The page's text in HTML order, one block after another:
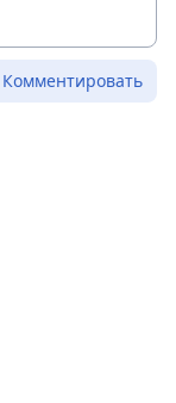
Комментировать